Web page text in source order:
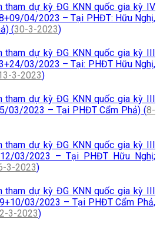
tham dự kỳ ĐG KNN quốc gia kỳ IV
04/2023 – Tại PHĐT: Hữu Nghị,
(30-3-2023)
tham dự kỳ ĐG KNN quốc gia kỳ III
03/2023 – Tại: PHĐT Hữu Nghị,
3-2023)
tham dự kỳ ĐG KNN quốc gia kỳ III
03/2023 – Tại PHĐT Cẩm Phả) (8-
tham dự kỳ ĐG KNN quốc gia kỳ III
03/2023 – Tại PHĐT Hữu Nghị;
3-2023)
tham dự kỳ ĐG KNN quốc gia kỳ III
03/2023 – Tại PHĐT Cẩm Phả,
2-3-2023)